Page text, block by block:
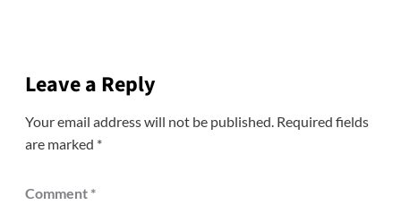
Leave a Reply
Your email address will not be published. Required fields
are marked *
Comment *